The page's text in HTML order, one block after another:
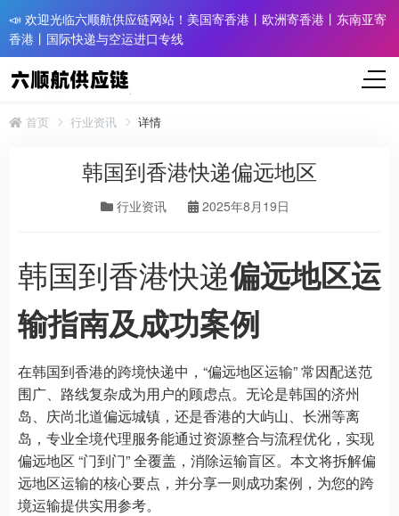
📣 欢迎光临六顺航供应链网站！美国寄香港丨欧洲寄香港丨东南亚寄
香港丨国际快递与空运进口专线
首页 行业资讯 详情
韩国到香港快递偏远地区
行业资讯 2025年8月19日
韩国到香港快递偏远地区运
输指南及成功案例
在韩国到香港的跨境快递中，“偏远地区运输” 常因配送范
围广、路线复杂成为用户的顾虑点。无论是韩国的济州
岛、庆尚北道偏远城镇，还是香港的大屿山、长洲等离
岛，专业全境代理服务能通过资源整合与流程优化，实现
偏远地区 “门到门” 全覆盖，消除运输盲区。本文将拆解偏
远地区运输的核心要点，并分享一则成功案例，为您的跨
境运输提供实用参考。